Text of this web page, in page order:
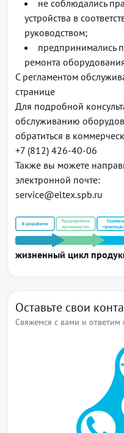
4×25G
Поддержка
один 40G-интерфейс
Функции уровня L2
Обеспечение
бридж-доменов и
Поддержка IEEE
Поддержка VLAN
Поддержка Q-in-Q
операций над
Поддержка
MSTP)
Поддержка DHCP
Протокол LLDP
Поддержка EVPN/
Поддержка EVPN/
Протоколы и функции
Поддержка
Поддержка OSPFv2,
Поддержка Border
Поддержка BGP
Поддержка
Поддержка
based routing, PBR)
не соблюдались
устройства в
руководством;
предпринимались
ремонта
С регламентом
странице
Для подробной
обслуживанию
обратиться в
+7 (812) 426-40-06
Также вы можете
электронной почте:
service@eltex.spb.ru
жизненный цикл
Оставьте свои
Свяжемся с вами и